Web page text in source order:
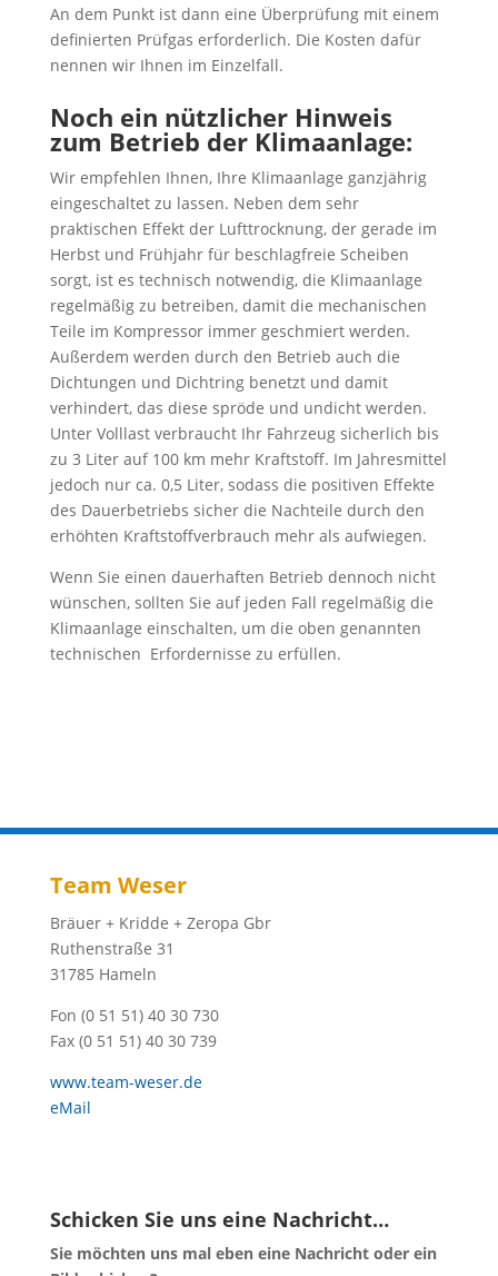
An dem Punkt ist dann eine Überprüfung mit einem
definierten Prüfgas erforderlich. Die Kosten dafür
nennen wir Ihnen im Einzelfall.
Noch ein nützlicher Hinweis
zum Betrieb der Klimaanlage:
Wir empfehlen Ihnen, Ihre Klimaanlage ganzjährig
eingeschaltet zu lassen. Neben dem sehr
praktischen Effekt der Lufttrocknung, der gerade im
Herbst und Frühjahr für beschlagfreie Scheiben
sorgt, ist es technisch notwendig, die Klimaanlage
regelmäßig zu betreiben, damit die mechanischen
Teile im Kompressor immer geschmiert werden.
Außerdem werden durch den Betrieb auch die
Dichtungen und Dichtring benetzt und damit
verhindert, das diese spröde und undicht werden.
Unter Volllast verbraucht Ihr Fahrzeug sicherlich bis
zu 3 Liter auf 100 km mehr Kraftstoff. Im Jahresmittel
jedoch nur ca. 0,5 Liter, sodass die positiven Effekte
des Dauerbetriebs sicher die Nachteile durch den
erhöhten Kraftstoffverbrauch mehr als aufwiegen.
Wenn Sie einen dauerhaften Betrieb dennoch nicht
wünschen, sollten Sie auf jeden Fall regelmäßig die
Klimaanlage einschalten, um die oben genannten
technischen Erfordernisse zu erfüllen.
Team Weser
Bräuer + Kridde + Zeropa Gbr
Ruthenstraße 31
31785 Hameln
Fon (0 51 51) 40 30 730
Fax (0 51 51) 40 30 739
www.team-weser.de
eMail
Schicken Sie uns eine Nachricht…
Sie möchten uns mal eben eine Nachricht oder ein